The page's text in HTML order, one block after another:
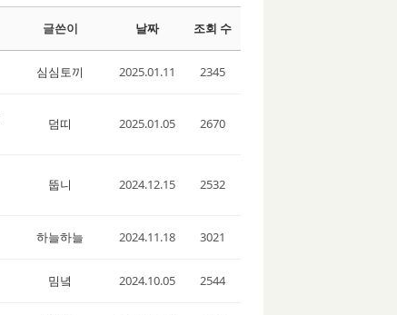
글쓴이 날짜 조회 수
심심토끼 2025.01.11 2345
덤띠 2025.01.05 2670
뚭니 2024.12.15 2532
하늘하늘 2024.11.18 3021
밈녘 2024.10.05 2544